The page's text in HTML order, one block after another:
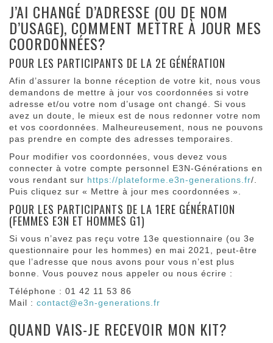
J’AI CHANGÉ D’ADRESSE (OU DE NOM
D’USAGE), COMMENT METTRE À JOUR MES
COORDONNÉES?
POUR LES PARTICIPANTS DE LA 2E GÉNÉRATION
Afin d’assurer la bonne réception de votre kit, nous vous
demandons de mettre à jour vos coordonnées si votre
adresse et/ou votre nom d’usage ont changé. Si vous
avez un doute, le mieux est de nous redonner votre nom
et vos coordonnées. Malheureusement, nous ne pouvons
pas prendre en compte des adresses temporaires.
Pour modifier vos coordonnées, vous devez vous
connecter à votre compte personnel E3N-Générations en
vous rendant sur https://plateforme.e3n-generations.fr/.
Puis cliquez sur « Mettre à jour mes coordonnées ».
POUR LES PARTICIPANTS DE LA 1ERE GÉNÉRATION
(FEMMES E3N ET HOMMES G1)
Si vous n’avez pas reçu votre 13e questionnaire (ou 3e
questionnaire pour les hommes) en mai 2021, peut-être
que l’adresse que nous avons pour vous n’est plus
bonne. Vous pouvez nous appeler ou nous écrire :
Téléphone : 01 42 11 53 86
Mail : contact@e3n-generations.fr
QUAND VAIS-JE RECEVOIR MON KIT?